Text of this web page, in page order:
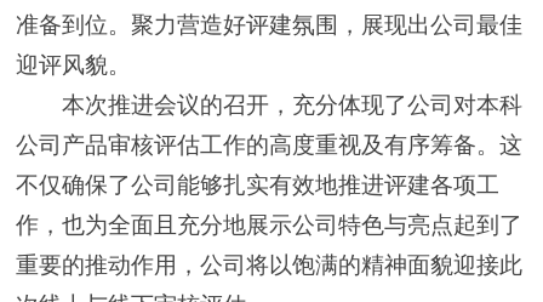
准备到位。聚力营造好评建氛围，展现出公司最佳
迎评风貌。
本次推进会议的召开，充分体现了公司对本科
公司产品审核评估工作的高度重视及有序筹备。这
不仅确保了公司能够扎实有效地推进评建各项工
作，也为全面且充分地展示公司特色与亮点起到了
重要的推动作用，公司将以饱满的精神面貌迎接此